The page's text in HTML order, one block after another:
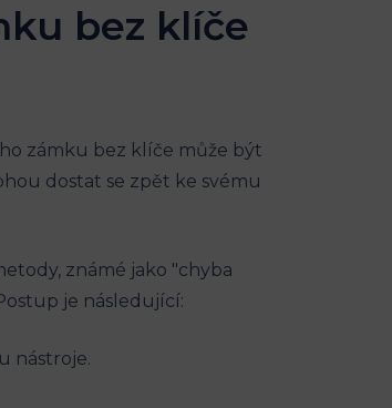
bez klíče
zámku bez klíče může být
dostat se zpět ke svému
známé jako "chyba
je následující:
nástroje.